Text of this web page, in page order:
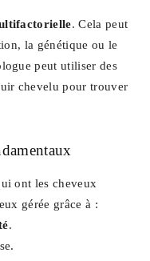
. Cela peut
la génétique ou le
peut utiliser des
chevelu pour trouver
ont les cheveux
gérée grâce à :
.